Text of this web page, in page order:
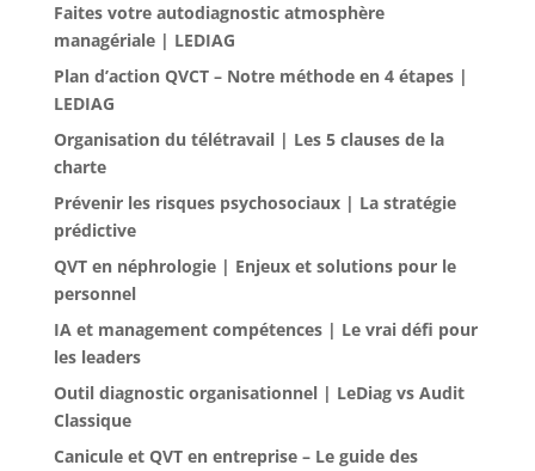
Faites votre autodiagnostic atmosphère
managériale | LEDIAG
Plan d’action QVCT – Notre méthode en 4 étapes |
LEDIAG
Organisation du télétravail | Les 5 clauses de la
charte
Prévenir les risques psychosociaux | La stratégie
prédictive
QVT en néphrologie | Enjeux et solutions pour le
personnel
IA et management compétences | Le vrai défi pour
les leaders
Outil diagnostic organisationnel | LeDiag vs Audit
Classique
Canicule et QVT en entreprise – Le guide des